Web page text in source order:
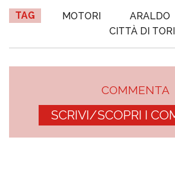
TAG MOTORI ARALDO
CITTÀ DI
COMMENTA
SCRIVI/SCOPRI I